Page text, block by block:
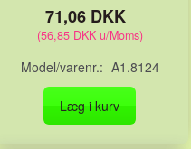
71,06 DKK
(56,85 DKKu/Moms)
Model/varenr.: A1.8124
Læg i kurv